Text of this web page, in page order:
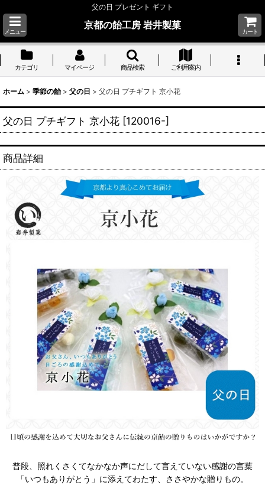
父の日 プレゼント ギフト
メニュー
京都の飴工房 岩井製菓
カート
カテゴリ マイページ 商品検索 ご利用案内
ホーム > 季節の飴 > 父の日 > 父の日 プチギフト 京小花
父の日 プチギフト 京小花 [120016-]
商品詳細
普段、照れくさくてなかなか声にだして言えていない感謝の言葉
「いつもありがとう」に添えてわたす、ささやかな贈りもの。